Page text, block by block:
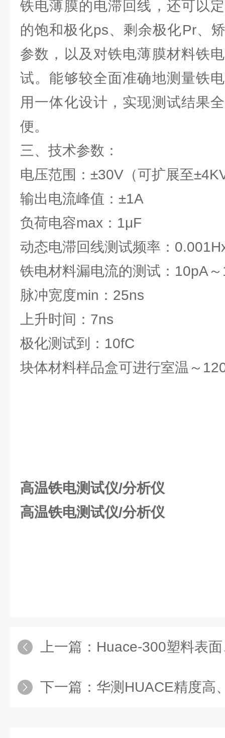
铁电薄膜的电滞回线，还可以
的饱和极化ps、剩余极化Pr、
参数，以及对铁电薄膜材料铁
试。能够较全面准确地测量铁
用一体化设计，实现测试结果
便。
三、技术参数：
电压范围：±30V（可扩展至
输出电流峰值：±1A
负荷电容max：1μF
动态电滞回线测试频率：
铁电材料漏电流的测试：10pA
脉冲宽度min：25ns
上升时间：7ns
极化测试到：10fC
块体材料样品盒可进行室温～
高温铁电测试仪/分析仪
高温铁电测试仪/分析仪
上一篇： Huace-300塑料表
下一篇： 华测HUACE精度高、